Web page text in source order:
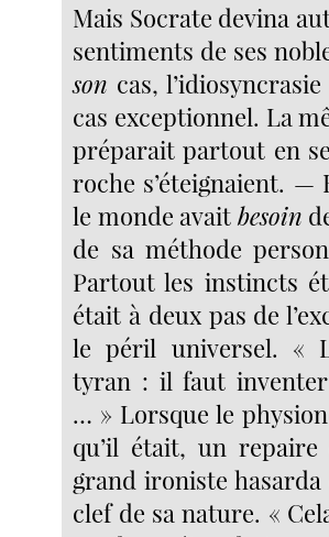
Mais Socrate devina
sentiments de ses
son cas,
cas exceptionnel. La
préparait partout en
roche s’éteignaient.
le monde avaitbesoin
de sa méthode
Partout les instincts
était à deux pas de
le péril universel. «
tyran : il faut
… » Lorsque le
qu’il était, un
grand ironiste
clef de sa nature. «